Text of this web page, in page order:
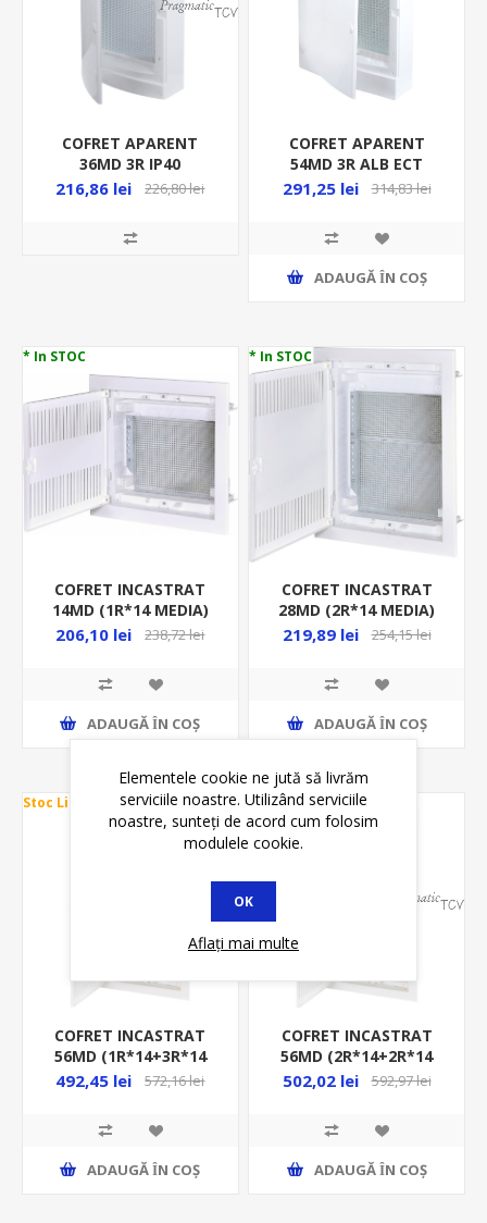
COFRET APARENT
36MD 3R IP40
ECT36MEDIAPO
216,86 lei 226,80 lei
COFRET APARENT
54MD 3R ALB ECT
3X18MEDIAPO
291,25 lei 314,83 lei
ADAUGĂ ȊN COŞ
* In STOC
COFRET INCASTRAT
14MD (1R*14 MEDIA)
IP40, ALB, ECG14
206,10 lei 238,72 lei
ADAUGĂ ȊN COŞ
* In STOC
COFRET INCASTRAT
28MD (2R*14 MEDIA)
IP40, ALB ECG28
219,89 lei 254,15 lei
ADAUGĂ ȊN COŞ
Stoc Limitat
COFRET INCASTRAT
56MD (1R*14+3R*14
MEDIA) IP30, ALB
492,45 lei 572,16 lei
ADAUGĂ ȊN COŞ
Stoc Limitat
COFRET INCASTRAT
56MD (2R*14+2R*14
MEDIA) IP30, ALB,
502,02 lei 592,97 lei
ADAUGĂ ȊN COŞ
Elementele cookie ne jută să livrăm
serviciile noastre. Utilizând serviciile
noastre, sunteți de acord cum folosim
modulele cookie.
OK
Aflați mai multe